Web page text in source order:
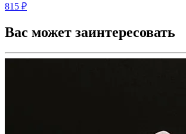
815 ₽
Вас может заинтересовать